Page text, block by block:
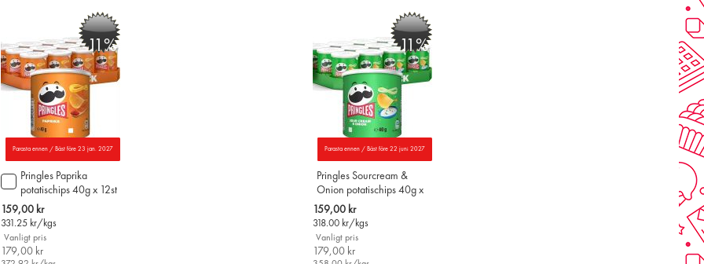
Parasta ennen / Bäst före 23 jan. 2027
-11%
Pringles Paprika
potatischips 40g x 12st
Special
Price
159,00 kr
331.25 kr/kgs
Vanligt pris
179,00 kr
Lägg
till
i
varukorgen
Parasta ennen / Bäst före 22 juni 2027
-11%
Pringles Sourcream &
Onion potatischips 40g x
12st
Special
Price
159,00 kr
318.00 kr/kgs
Vanligt pris
179,00 kr